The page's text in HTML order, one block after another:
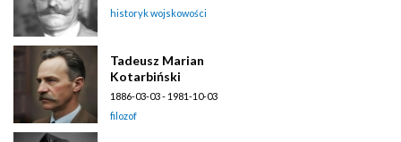
historyk wojskowości
Tadeusz Marian
Kotarbiński
1886-03-03 - 1981-10-03
filozof